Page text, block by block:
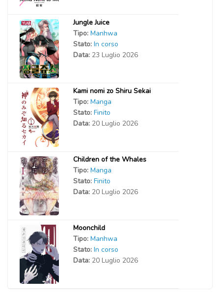
Jungle Juice
Tipo: Manhwa
Stato: In corso
Data: 23 Luglio 2026
Kami nomi zo Shiru Sekai
Tipo: Manga
Stato: Finito
Data: 20 Luglio 2026
Children of the Whales
Tipo: Manga
Stato: Finito
Data: 20 Luglio 2026
Moonchild
Tipo: Manhwa
Stato: In corso
Data: 20 Luglio 2026